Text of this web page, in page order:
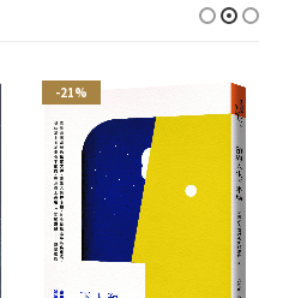
-21%